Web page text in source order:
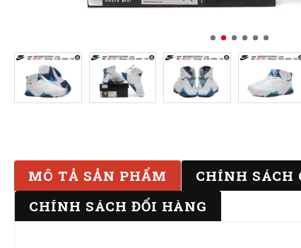
MÔ TẢ SẢN PHẨM CHÍNH SÁCH
CHÍNH SÁCH ĐỔI HÀNG